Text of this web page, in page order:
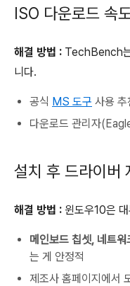
ISO 다운로드 속
해결 방법 : TechBench
니다.
공식 MS 도구 사용 추
다운로드 관리자
설치 후 드라이버
해결 방법 : 윈도우10은
메인보드 칩셋, 네트워
는 게 안정적
제조사 홈페이지에서